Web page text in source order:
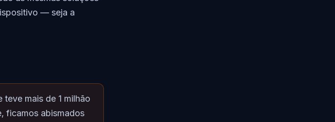
— seja a
mais de 1 milhão
ficamos abismados